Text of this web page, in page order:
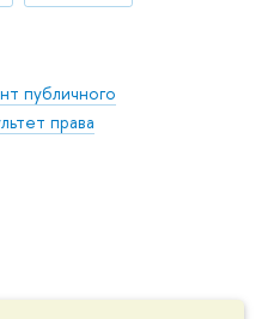
публичного
права